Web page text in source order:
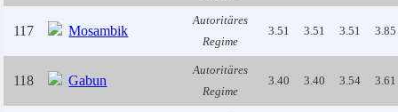
117 Mosambik
Autoritäres
Regime
3.51 3.51 3.51 3.85
118 Gabun
Autoritäres
Regime
3.40 3.40 3.54 3.61